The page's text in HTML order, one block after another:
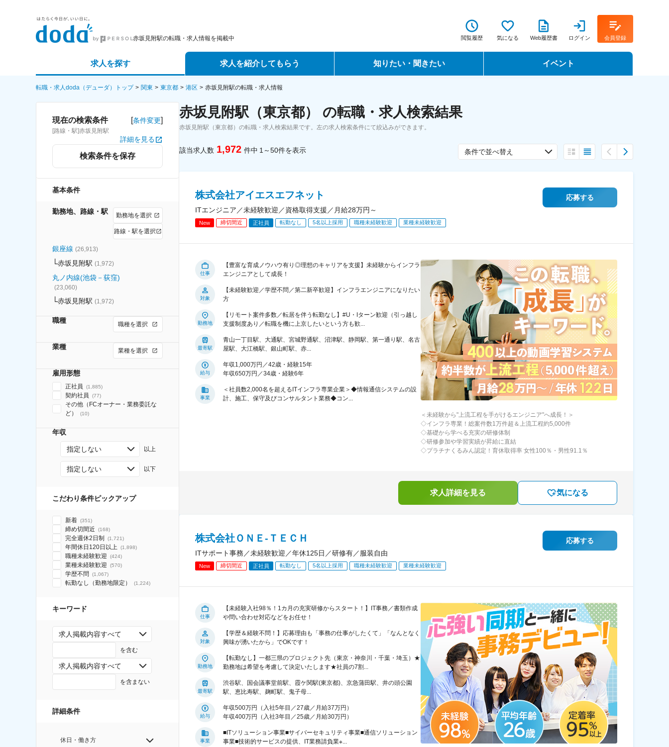
赤坂見附駅の転職・求人情報を掲載中 閲覧履歴 気になる Web履歴書 ログイン 会員登録
求人を探す
詳細条件から探す
求人特集から探す
求人を紹介してもらう
エージェントサービス
スカウトサービス
知りたい・聞きたい
データで見る転職
イベント
転職・求人doda（デューダ）トップ 関東 東京都 港区 赤坂見附駅の転職・求人情報
現在の検索条件 [条件変更]
[路線・駅]赤坂見附駅
詳細を見る
検索条件を保存
基本条件
勤務地、路線・駅 勤務地を選択
路線・駅を選択
銀座線 (26,913)
赤坂見附駅 (1,972)
丸ノ内線(池袋－荻窪)
(23,060)
赤坂見附駅 (1,972)
職種 職種を選択
業種 業種を選択
雇用形態
正社員 (1,885)
契約社員 (77)
その他（FCオーナー・業務委託な
ど）
(10)
年収
指定しない 以上
指定しない 以下
こだわり条件ピックアップ
新着 (351)
締め切間近 (168)
完全週休2日制 (1,721)
年間休日120日以上 (1,898)
職種未経験歓迎 (424)
業種未経験歓迎 (570)
学歴不問 (1,067)
転勤なし（勤務地限定） (1,224)
キーワード
求人掲載内容すべて
を含む
求人掲載内容すべて
を含まない
詳細条件
休日・働き方
赤坂見附駅（東京都） の転職・求人検索結果
赤坂見附駅（東京都）の転職・求人検索結果です。左の求人検索条件にて絞込みができます。
該当求人数 1,972 件中 1～50件を表示 条件で並べ替え
株式会社アイエスエフネット
ITエンジニア／未経験歓迎／資格取得支援／月給28万円～
New 締切間近 正社員 転勤なし 5名以上採用 職種未経験歓迎 業種未経験歓迎
応募する
仕事
【豊富な育成ノウハウ有り◎理想のキャリアを支援】未経験からインフラ
エンジニアとして成長！
対象
【未経験歓迎／学歴不問／第二新卒歓迎】インフラエンジニアになりたい
方
勤務地
【リモート案件多数／転居を伴う転勤なし】#U・Iターン歓迎（引っ越し
支援制度あり／転職を機に上京したいという方も歓...
最寄駅
青山一丁目駅、大通駅、宮城野通駅、沼津駅、静岡駅、第一通り駅、名古
屋駅、大江橋駅、銀山町駅、赤...
給与
年収1,000万円／42歳・経験15年
年収650万円／34歳・経験6年
事業
＜社員数2,000名を超えるITインフラ専業企業＞◆情報通信システムの設
計、施工、保守及びコンサルタント業務◆コン...
＜未経験から"上流工程を手がけるエンジニア"へ成長！＞
◇インフラ専業！総案件数1万件超＆上流工程約5,000件
◇基礎から学べる充実の研修体制
◇研修参加や学習実績が昇給に直結
◇プラチナくるみん認定！育休取得率 女性100％・男性91.1％
求人詳細を見る 気になる
株式会社ＯＮＥ‐ＴＥＣＨ
ITサポート事務／未経験歓迎／年休125日／研修有／服装自由
New 締切間近 正社員 転勤なし 5名以上採用 職種未経験歓迎 業種未経験歓迎
応募する
仕事
【未経験入社98％！1カ月の充実研修からスタート！】IT事務／書類作成
や問い合わせ対応などをお任せ！
対象
【学歴＆経験不問！】応募理由も「事務の仕事がしたくて」「なんとなく
興味が湧いたから」でOKです！
勤務地
【転勤なし】一都三県のプロジェクト先（東京・神奈川・千葉・埼玉）★
勤務地は希望を考慮して決定いたします★社員の7割...
最寄駅
渋谷駅、国会議事堂前駅、霞ケ関駅(東京都)、京急蒲田駅、井の頭公園
駅、恵比寿駅、麹町駅、鬼子母...
給与
年収500万円（入社5年目／27歳／月給37万円）
年収400万円（入社3年目／25歳／月給30万円）
事業
■ITソリューション事業■サイバーセキュリティ事業■通信ソリューション
事業■技術的サービスの提供、IT業務請負業※...